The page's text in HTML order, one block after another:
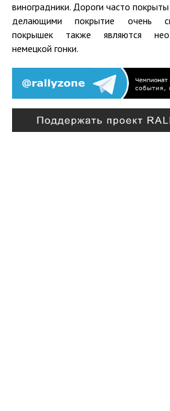
виноградники. Дороги часто
делающими покрытие очень
покрышек также являются
немецкой гонки.